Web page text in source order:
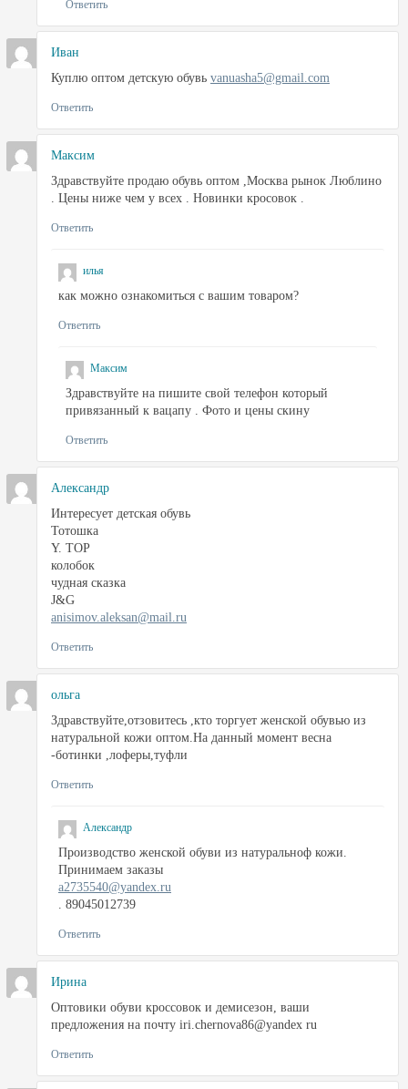
Ответить
Иван
Куплю оптом детскую обувь vanuasha5@gmail.com
Ответить
Максим
Здравствуйте продаю обувь оптом ,Москва рынок Люблино
. Цены ниже чем у всех . Новинки кросовок .
Ответить
илья
как можно ознакомиться с вашим товаром?
Ответить
Максим
Здравствуйте на пишите свой телефон который
привязанный к вацапу . Фото и цены скину
Ответить
Александр
Интересует детская обувь
Тотошка
Y. TOP
колобок
чудная сказка
J&G
anisimov.aleksan@mail.ru
Ответить
ольга
Здравствуйте,отзовитесь ,кто торгует женской обувью из
натуральной кожи оптом.На данный момент весна
-ботинки ,лоферы,туфли
Ответить
Александр
Производство женской обуви из натуральноф кожи.
Принимаем заказы
a2735540@yandex.ru
. 89045012739
Ответить
Ирина
Оптовики обуви кроссовок и демисезон, ваши
предложения на почту iri.chernova86@yandex ru
Ответить